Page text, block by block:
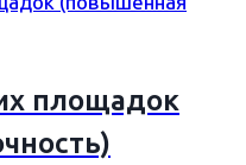
площадок